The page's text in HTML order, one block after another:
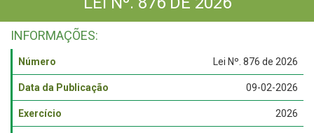
INFORMAÇÕES:
Número Lei Nº. 876 de 2026
Data da Publicação 09-02-2026
Exercício 2026